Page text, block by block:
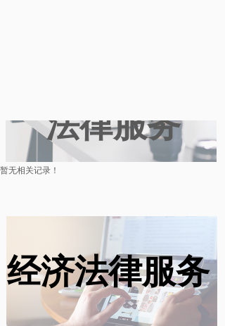
暂无相关记录！
法律服务
经济法律服务